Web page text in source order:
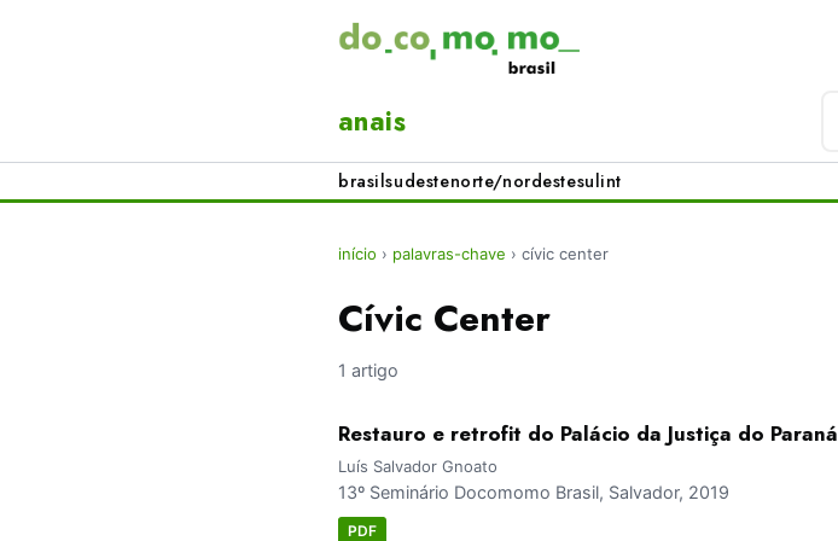
anais
brasilsudestenorte/nordestesulint
início › palavras-chave › cívic center
Cívic Center
1 artigo
Restauro e retrofit do Palácio da Justiça do Paraná
Luís Salvador Gnoato
13º Seminário Docomomo Brasil, Salvador, 2019
PDF